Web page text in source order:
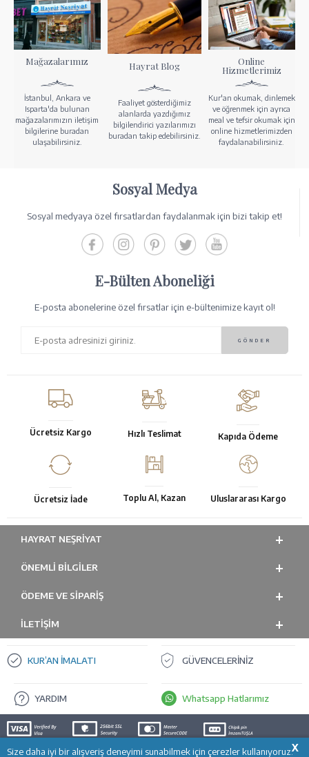
X
Size daha iyi bir alışveriş deneyimi sunabilmek için çerezler kullanıyoruz.
Mağazalarımız
İstanbul, Ankara ve
Isparta'da bulunan
mağazalarımızın iletişim
bilgilerine buradan
ulaşabilirsiniz.
Hayrat Blog
Faaliyet gösterdiğimiz
alanlarda yazdığımız
bilgilendirici yazılarımızı
buradan takip edebilirsiniz.
Online
Hizmetlerimiz
Kur'an okumak, dinlemek
ve öğrenmek için ayrıca
meal ve tefsir okumak için
online hizmetlerimizden
faydalanabilirsiniz.
Sosyal Medya
Sosyal medyaya özel fırsatlardan faydalanmak için bizi takip et!
E-Bülten Aboneliği
E-posta abonelerine özel fırsatlar için e-bültenimize kayıt ol!
Ücretsiz Kargo Hızlı Teslimat Kapıda Ödeme
Ücretsiz İade Toplu Al, Kazan Uluslararası Kargo
HAYRAT NEŞRIYAT
ÖNEMLI BILGILER
ÖDEME VE SİPARİŞ
İLETİŞİM
KUR’AN İMALATI GÜVENCELERİNİZ
YARDIM Whatsapp Hatlarımız